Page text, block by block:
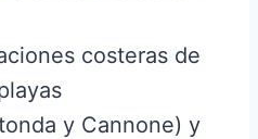
costeras de
y Cannone) y